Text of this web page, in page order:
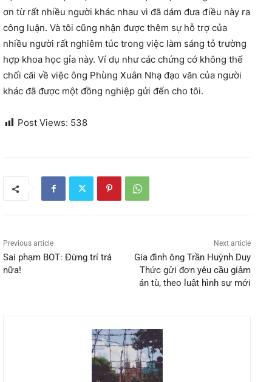
ơn từ rất nhiều người khác nhau vì đã dám đưa điều này ra
công luận. Và tôi cũng nhận được thêm sự hỗ trợ của
nhiều người rất nghiêm túc trong việc làm sáng tỏ trường
hợp khoa học gỉa này. Ví dụ như các chứng cớ không thể
chối cãi về việc ông Phùng Xuân Nhạ đạo văn của người
khác đã được một đồng nghiệp gửi đến cho tôi.
Post Views: 538
Previous article
Sai phạm BOT: Đừng trí trá
nữa!
Next article
Gia đình ông Trần Huỳnh Duy
Thức gửi đơn yêu cầu giảm
án tù, theo luật hình sự mới